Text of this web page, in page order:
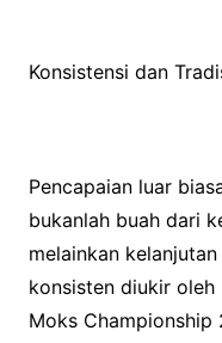
Konsistensi dan
Pencapaian luar
bukanlah buah dari
melainkan
konsisten diukir oleh
Moks